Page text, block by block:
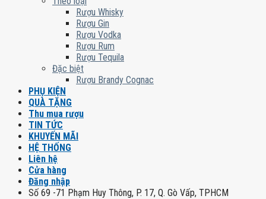
Rượu Whisky
Rượu Gin
Rượu Vodka
Rượu Rum
Rượu Tequila
Đặc biệt
Rượu Brandy Cognac
PHỤ KIỆN
QUÀ TẶNG
Thu mua rượu
TIN TỨC
KHUYẾN MÃI
HỆ THỐNG
Liên hệ
Cửa hàng
Đăng nhập
Số 69 -71 Phạm Huy Thông, P. 17, Q. Gò Vấp, TPHCM